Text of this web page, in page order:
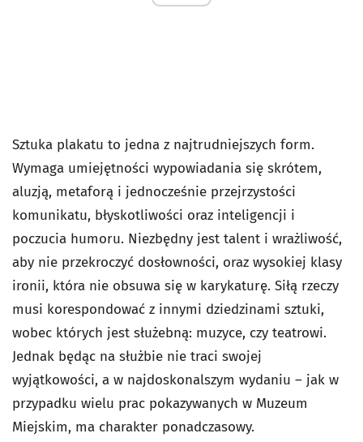
Sztuka plakatu to jedna z najtrudniejszych form.
Wymaga umiejętności wypowiadania się skrótem,
aluzją, metaforą i jednocześnie przejrzystości
komunikatu, błyskotliwości oraz inteligencji i
poczucia humoru. Niezbędny jest talent i wrażliwość,
aby nie przekroczyć dosłowności, oraz wysokiej klasy
ironii, która nie obsuwa się w karykaturę. Siłą rzeczy
musi korespondować z innymi dziedzinami sztuki,
wobec których jest służebną: muzyce, czy teatrowi.
Jednak będąc na służbie nie traci swojej
wyjątkowości, a w najdoskonalszym wydaniu – jak w
przypadku wielu prac pokazywanych w Muzeum
Miejskim, ma charakter ponadczasowy.